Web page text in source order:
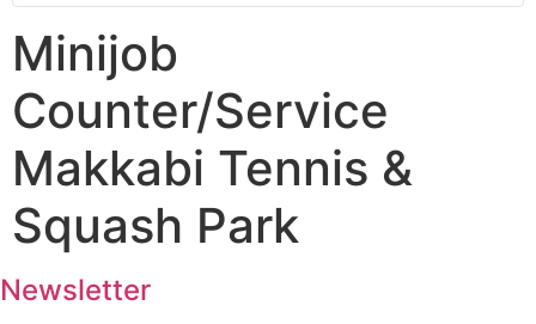
Minijob
Counter/Service
Makkabi Tennis &
Squash Park
Newsletter